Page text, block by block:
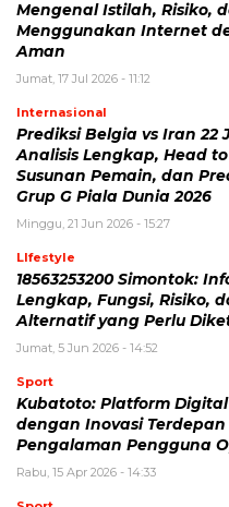
Mengenal Istilah, Risiko,
Menggunakan Internet
Aman
Jumat, 17 Jul 2026 - 11:12
Internasional
Prediksi Belgia vs Iran 22
Analisis Lengkap, Head
Susunan Pemain, dan
Grup G Piala Dunia 2026
Minggu, 21 Jun 2026 - 15:27
LIfestyle
18563253200 Simontok:
Lengkap, Fungsi, Risiko,
Alternatif yang Perlu
Jumat, 5 Jun 2026 - 14:52
Sport
Kubatoto: Platform
dengan Inovasi
Pengalaman Pengguna
Rabu, 15 Apr 2026 - 14:33